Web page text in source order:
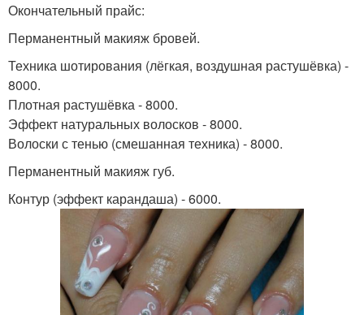
Окончательный прайс:
Перманентный макияж бровей.
Техника шотирования (лёгкая, воздушная растушёвка) -
8000.
Плотная растушёвка - 8000.
Эффект натуральных волосков - 8000.
Волоски с тенью (смешанная техника) - 8000.
Перманентный макияж губ.
Контур (эффект карандаша) - 6000.